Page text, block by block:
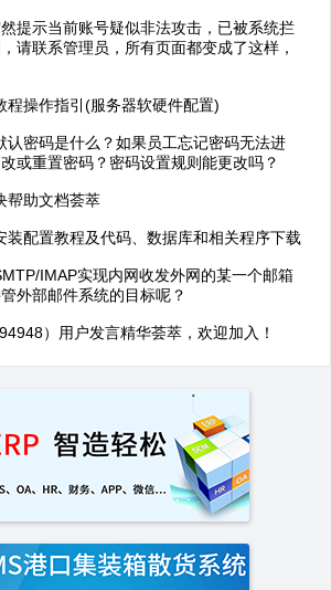
提示当前账号疑似非法攻击，已被系统拦
请联系管理员，所有页面都变成了这样，
程操作指引(服务器软硬件配置)
认密码是什么？如果员工忘记密码无法进
或重置密码？密码设置规则能更改吗？
帮助文档荟萃
装配置教程及代码、数据库和相关程序下载
IMAP实现内网收发外网的某一个邮箱
外部邮件系统的目标呢？
）用户发言精华荟萃，欢迎加入！